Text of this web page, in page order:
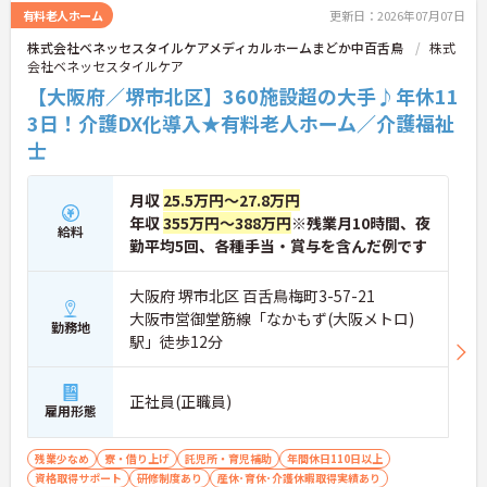
有料老人ホーム 更新日：2026年07月07日
株式会社ベネッセスタイルケアメディカルホームまどか中百舌鳥
株式
会社ベネッセスタイルケア
【大阪府／堺市北区】360施設超の大手♪年休11
3日！介護DX化導入★有料老人ホーム／介護福祉
士
給料
月収 25.5万円～27.8万円
年収355万円～388万円※残業月10時間、夜
勤平均5回、各種手当・賞与を含んだ例です
勤務地
大阪府 堺市北区 百舌鳥梅町3-57-21
大阪市営御堂筋線「なかもず(大阪メトロ)
駅」徒歩12分
雇用形態 正社員(正職員)
残業少なめ 寮・借り上げ 託児所・育児補助
年間休日110日以上
資格取得サポート
研修制度あり
産休･育休･介護休暇取得実績あり